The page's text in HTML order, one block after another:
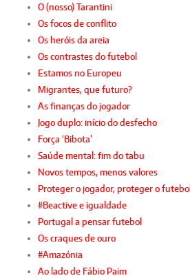
O (nosso) Tarantini
Os focos de conflito
Os heróis da areia
Os contrastes do futebol
Estamos no Europeu
Migrantes, que futuro?
As finanças do jogador
Jogo duplo: início do desfecho
Força ‘Bibota’
Saúde mental: fim do tabu
Novos tempos, menos valores
Proteger o jogador, proteger o futebol
#Beactive e igualdade
Portugal a pensar futebol
Os craques de ouro
#Amazónia
Ao lado de Fábio Paim